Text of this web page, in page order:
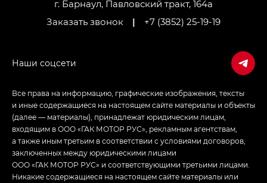
Empow — Эмпау (Empow) в комплектации
г. Барнаул, Павловский тракт, 164а
Заказать звонок
| +7 (3852) 25-19-19
Все права на информацию, графические изображения, тексты
и иные содержащиеся на настоящем сайте материалы и объекты
(далее — материалы), принадлежат юридическим лицам,
входящим в ООО «ГАК МОТОР РУС», рекламным агентствам,
а также иным третьим в соответствии с условиями договоров,
заключенных между юридическими лицами
ООО «ГАК МОТОР РУС» и соответствующими третьими лицами.
Никакие содержащиеся на настоящем сайте материалы или